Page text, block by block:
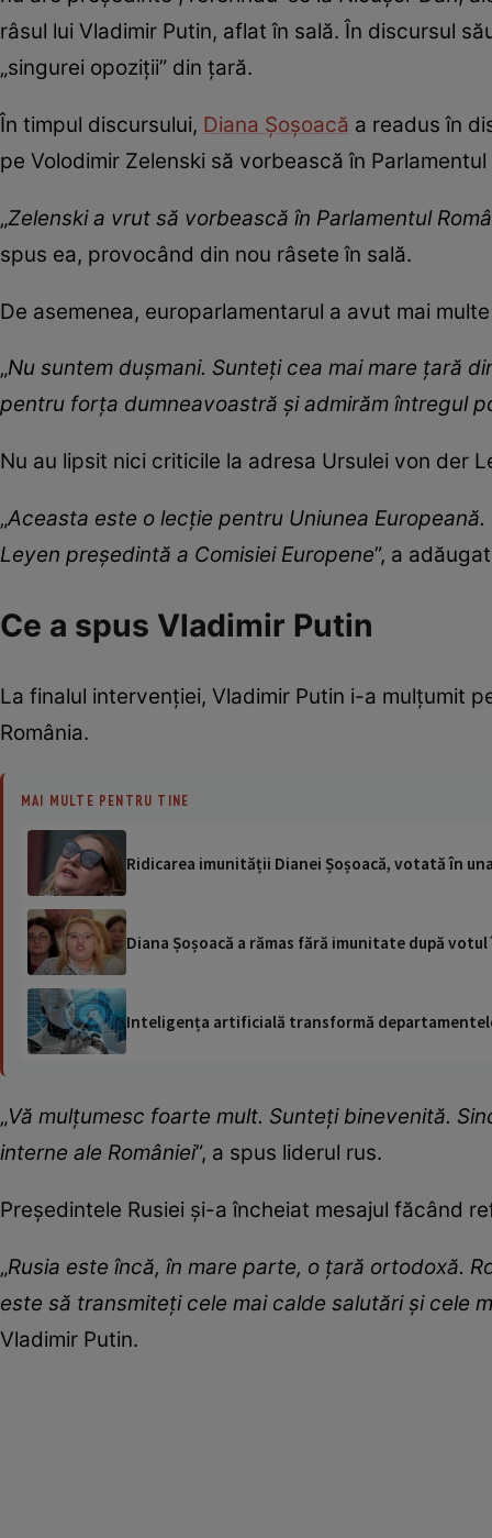
râsul lui Vladimir Putin, aflat în sală. În discursul
„singurei opoziții” din țară.
În timpul discursului, Diana Șoșoacă a readus în
pe Volodimir Zelenski să vorbească în Parlamentul
„Zelenski a vrut să vorbească în Parlamentul
spus ea, provocând din nou râsete în sală.
De asemenea, europarlamentarul a avut mai
„Nu suntem dușmani. Sunteți cea mai mare țară
pentru forța dumneavoastră și admirăm întregul
Nu au lipsit nici criticile la adresa Ursulei von der
„Aceasta este o lecție pentru Uniunea
Leyen președintă a Comisiei Europene”, a
Ce a spus Vladimir Putin
La finalul intervenției, Vladimir Putin i-a mulțumit
România.
MAI MULTE PENTRU TINE
Ridicarea imunității Dianei Șoșoacă, votată în
Diana Șoșoacă a rămas fără imunitate după
Inteligența artificială transformă
„Vă mulțumesc foarte mult. Sunteți binevenită.
interne ale României”, a spus liderul rus.
Președintele Rusiei și-a încheiat mesajul făcând
„Rusia este încă, în mare parte, o țară ortodoxă.
este să transmiteți cele mai calde salutări și cele
Vladimir Putin.